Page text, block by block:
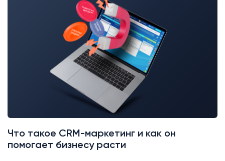
Что такое CRM-маркетинг и как он
помогает бизнесу расти